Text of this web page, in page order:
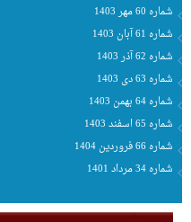
شماره 60 مهر 1403
شماره 61 آبان 1403
شماره 62 آذر 1403
شماره 63 دی 1403
شماره 64 بهمن 1403
شماره 65 اسفند 1403
شماره 66 فروردین 1404
شماره 34 مرداد 1401